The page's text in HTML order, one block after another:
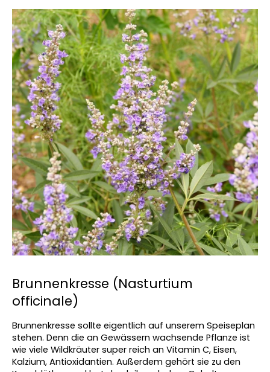
Brunnenkresse (Nasturtium
officinale)
Brunnenkresse sollte eigentlich auf unserem Speiseplan
stehen. Denn die an Gewässern wachsende Pflanze ist
wie viele Wildkräuter super reich an Vitamin C, Eisen,
Kalzium, Antioxidantien. Außerdem gehört sie zu den